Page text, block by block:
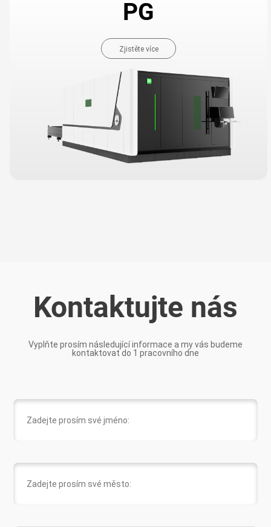
PG
Zjistěte více
Kontaktujte nás
Vyplňte prosím následující informace a my vás budeme
kontaktovat do 1 pracovního dne